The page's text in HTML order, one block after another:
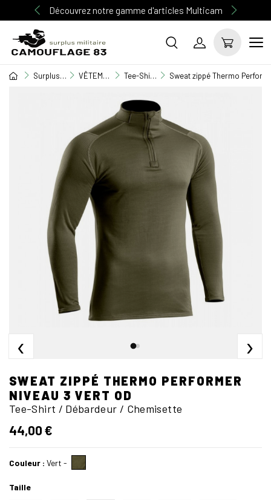
Découvrez notre gamme d'articles Multicam
Surplus Militaire VÊTEMENT MILITAIRE Tee-Shirt / Débardeur / Chemisette Sweat zippé Thermo
‹ ›
SWEAT ZIPPÉ THERMO PERFORMER
NIVEAU 3 VERT OD
Tee-Shirt / Débardeur / Chemisette
44,00 €
Couleur : Vert -
Taille